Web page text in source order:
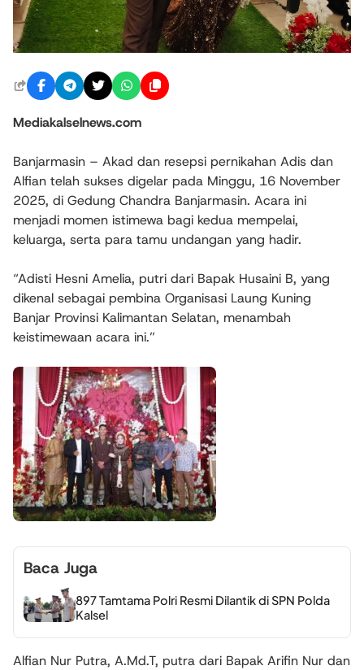
Mediakalselnews.com
Banjarmasin – Akad dan resepsi pernikahan Adis dan
Alfian telah sukses digelar pada Minggu, 16 November
2025, di Gedung Chandra Banjarmasin. Acara ini
menjadi momen istimewa bagi kedua mempelai,
keluarga, serta para tamu undangan yang hadir.
“Adisti Hesni Amelia, putri dari Bapak Husaini B, yang
dikenal sebagai pembina Organisasi Laung Kuning
Banjar Provinsi Kalimantan Selatan, menambah
keistimewaan acara ini.”
Baca Juga
897 Tamtama Polri Resmi Dilantik di SPN Polda
Kalsel
Alfian Nur Putra, A.Md.T, putra dari Bapak Arifin Nur dan